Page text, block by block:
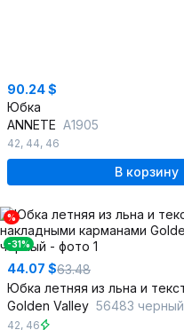
90.24 $
Юбка
ANNETE A1905
42, 44, 46
В корзину
%
-31%
44.07 $63.48
Golden Valley 56483 черный
42, 46